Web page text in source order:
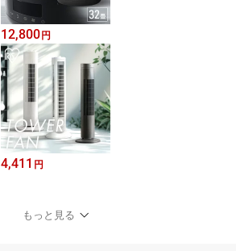
12,800 円
4,411 円
もっと見る